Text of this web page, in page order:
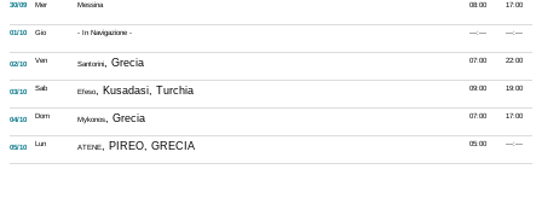
17:00
08:00
30/09 Mer Messina
---:---
---:---
01/10 Gio - In Navigazione -
22:00
07:00
02/10 Ven Santorini, Grecia
19:00
09:00
03/10 Sab Efeso, Kusadasi, Turchia
17:00
07:00
04/10 Dom Mykonos, Grecia
---:---
05:00
05/10 Lun ATENE, PIREO, GRECIA